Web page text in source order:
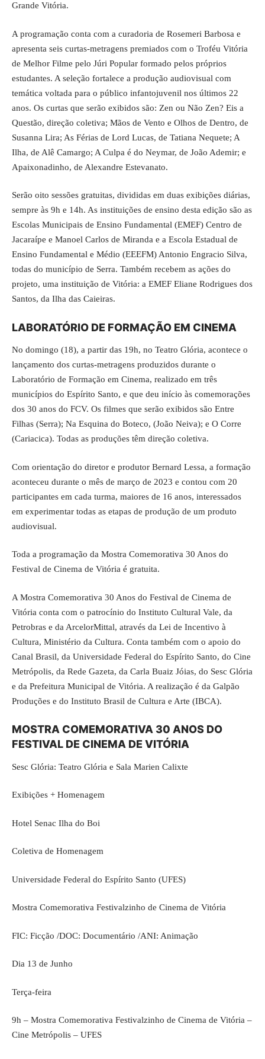
Grande Vitória.
A programação conta com a curadoria de Rosemeri Barbosa e
apresenta seis curtas-metragens premiados com o Troféu Vitória
de Melhor Filme pelo Júri Popular formado pelos próprios
estudantes. A seleção fortalece a produção audiovisual com
temática voltada para o público infantojuvenil nos últimos 22
anos. Os curtas que serão exibidos são: Zen ou Não Zen? Eis a
Questão, direção coletiva; Mãos de Vento e Olhos de Dentro, de
Susanna Lira; As Férias de Lord Lucas, de Tatiana Nequete; A
Ilha, de Alê Camargo; A Culpa é do Neymar, de João Ademir; e
Apaixonadinho, de Alexandre Estevanato.
Serão oito sessões gratuitas, divididas em duas exibições diárias,
sempre às 9h e 14h. As instituições de ensino desta edição são as
Escolas Municipais de Ensino Fundamental (EMEF) Centro de
Jacaraípe e Manoel Carlos de Miranda e a Escola Estadual de
Ensino Fundamental e Médio (EEEFM) Antonio Engracio Silva,
todas do município de Serra. Também recebem as ações do
projeto, uma instituição de Vitória: a EMEF Eliane Rodrigues dos
Santos, da Ilha das Caieiras.
LABORATÓRIO DE FORMAÇÃO EM CINEMA
No domingo (18), a partir das 19h, no Teatro Glória, acontece o
lançamento dos curtas-metragens produzidos durante o
Laboratório de Formação em Cinema, realizado em três
municípios do Espírito Santo, e que deu início às comemorações
dos 30 anos do FCV. Os filmes que serão exibidos são Entre
Filhas (Serra); Na Esquina do Boteco, (João Neiva); e O Corre
(Cariacica). Todas as produções têm direção coletiva.
Com orientação do diretor e produtor Bernard Lessa, a formação
aconteceu durante o mês de março de 2023 e contou com 20
participantes em cada turma, maiores de 16 anos, interessados
em experimentar todas as etapas de produção de um produto
audiovisual.
Toda a programação da Mostra Comemorativa 30 Anos do
Festival de Cinema de Vitória é gratuita.
A Mostra Comemorativa 30 Anos do Festival de Cinema de
Vitória conta com o patrocínio do Instituto Cultural Vale, da
Petrobras e da ArcelorMittal, através da Lei de Incentivo à
Cultura, Ministério da Cultura. Conta também com o apoio do
Canal Brasil, da Universidade Federal do Espírito Santo, do Cine
Metrópolis, da Rede Gazeta, da Carla Buaiz Jóias, do Sesc Glória
e da Prefeitura Municipal de Vitória. A realização é da Galpão
Produções e do Instituto Brasil de Cultura e Arte (IBCA).
MOSTRA COMEMORATIVA 30 ANOS DO
FESTIVAL DE CINEMA DE VITÓRIA
Sesc Glória: Teatro Glória e Sala Marien Calixte
Exibições + Homenagem
Hotel Senac Ilha do Boi
Coletiva de Homenagem
Universidade Federal do Espírito Santo (UFES)
Mostra Comemorativa Festivalzinho de Cinema de Vitória
FIC: Ficção /DOC: Documentário /ANI: Animação
Dia 13 de Junho
Terça-feira
9h – Mostra Comemorativa Festivalzinho de Cinema de Vitória –
Cine Metrópolis – UFES